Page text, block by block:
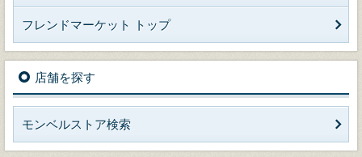
フレンドマーケット トップ
店舗を探す
モンベルストア検索